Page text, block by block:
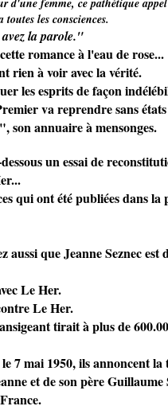
d'une femme, ce pathétique
toutes les consciences.
avez la parole."
romance à l'eau de rose...
rien à voir avec la vérité.
les esprits de façon
va reprendre sans
son annuaire à mensonges.
un essai de
qui ont été publiées dans la
aussi que Jeanne Seznec est
Le Her.
Le Her.
tirait à plus de
7 mai 1950, ils annoncent la
et de son père Guillaume